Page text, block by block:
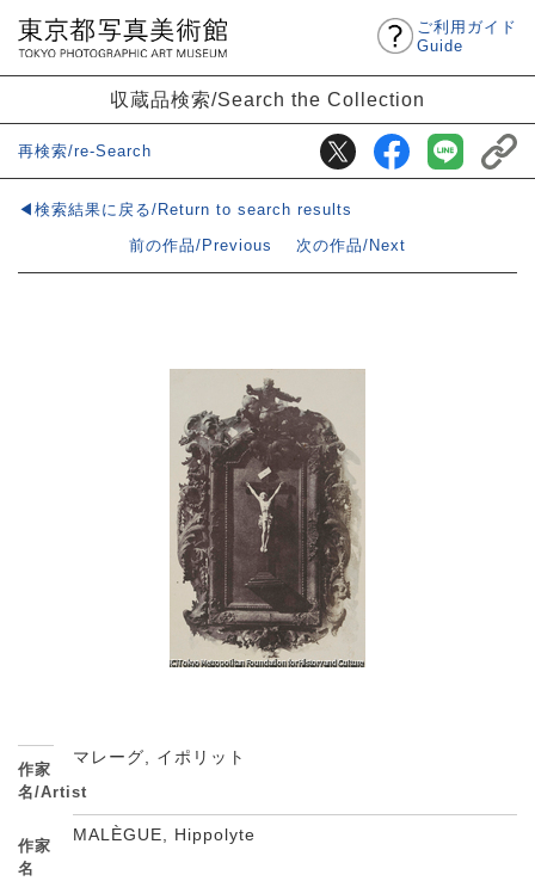
ご利用ガイド
Guide
収蔵品検索/Search the Collection
再検索/re-Search
◀検索結果に戻る/Return to search results
前の作品/Previous
次の作品/Next
作家
名/Artist
マレーグ, イポリット
作家
名
MALÈGUE, Hippolyte